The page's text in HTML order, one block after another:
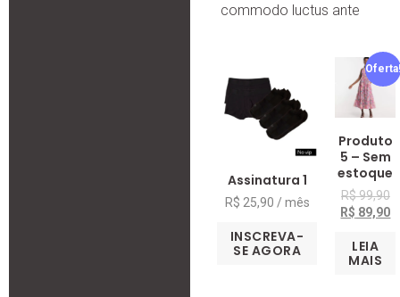
commodo luctus ante
Assinatura 1
R$ 25,90 / mês
INSCREVA-
SE AGORA
Produto
5 – Sem
estoque
R$99,90
R$ 89,90
LEIA
MAIS